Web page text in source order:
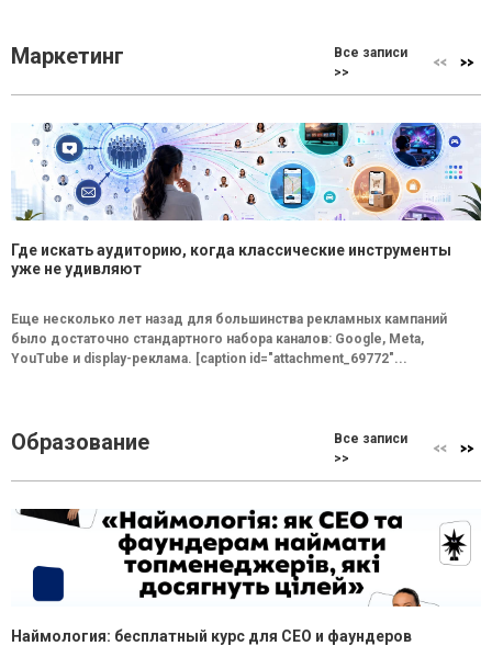
Маркетинг
Все записи
>>
Где искать аудиторию, когда классические инструменты
уже не удивляют
Еще несколько лет назад для большинства рекламных кампаний
было достаточно стандартного набора каналов: Google, Meta,
YouTube и display-реклама. [caption id="attachment_69772"...
Образование
Все записи
>>
Наймология: бесплатный курс для CEO и фаундеров